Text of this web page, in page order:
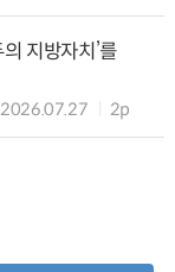
지방자치’를
2026.07.27 2p